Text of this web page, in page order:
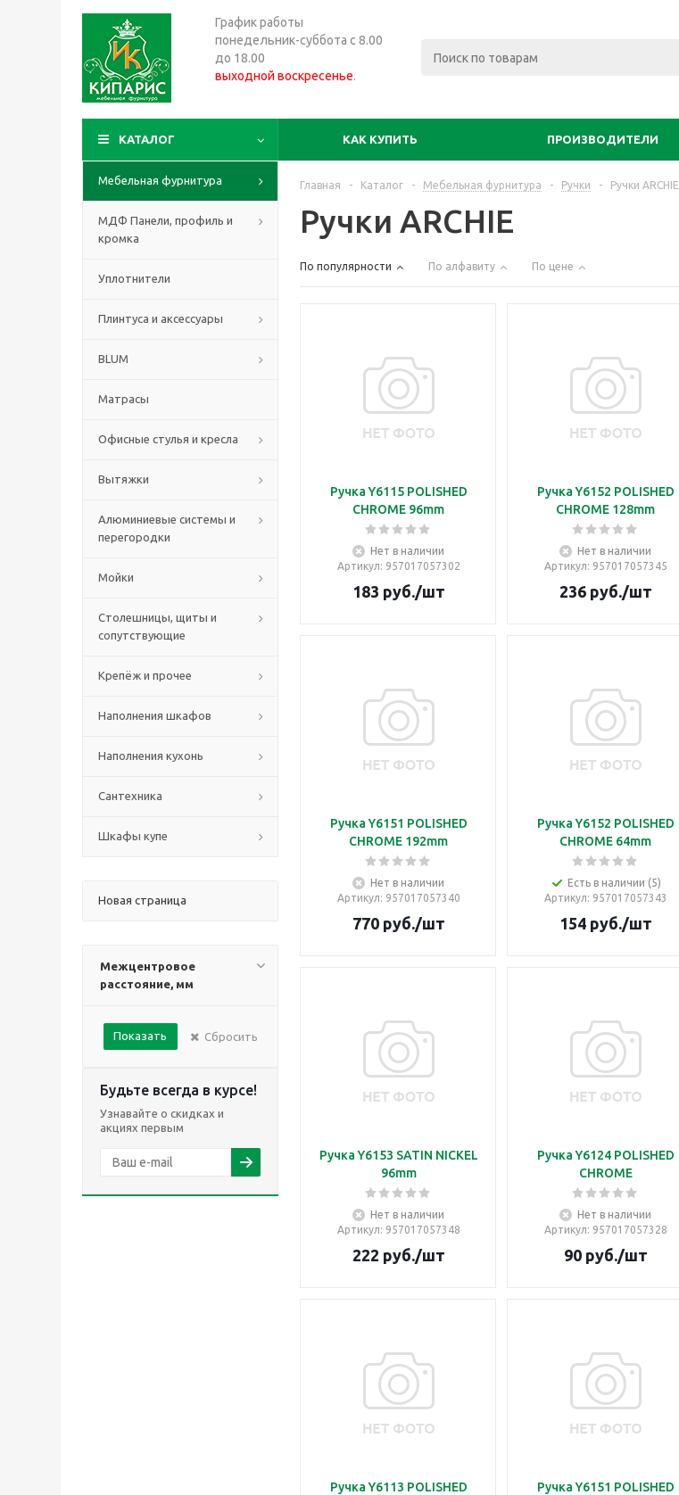
График работы
понедельник-суббота с 8.00
до 18.00
выходной воскресенье.
КАТАЛОГ КАК КУПИТЬ ПРОИЗВОДИТЕЛИ
Мебельная фурнитура
МДФ Панели, профиль и
кромка
Уплотнители
Плинтуса и аксессуары
BLUM
Матрасы
Офисные стулья и кресла
Вытяжки
Алюминиевые системы и
перегородки
Мойки
Столешницы, щиты и
сопутствующие
Крепёж и прочее
Наполнения шкафов
Наполнения кухонь
Сантехника
Шкафы купе
Новая страница
Межцентровое
расстояние, мм
Показать Сбросить
Будьте всегда в курсе!
Узнавайте о скидках и
акциях первым
Главная - Каталог - Мебельная фурнитура - Ручки - Ручки ARCHIE
Ручки ARCHIE
По популярности По алфавиту По цене
Ручка Y6115 POLISHED
CHROME 96mm
Нет в наличии
Артикул: 957017057302
183 руб./шт
Ручка Y6152 POLISHED
CHROME 128mm
Нет в наличии
Артикул: 957017057345
236руб./шт
Ручка Y6151 POLISHED
CHROME 192mm
Нет в наличии
Артикул: 957017057340
770руб./шт
Ручка Y6152 POLISHED
CHROME 64mm
Есть в наличии (5)
Артикул: 957017057343
154руб./шт
Ручка Y6153 SATIN NICKEL
96mm
Нет в наличии
Артикул: 957017057348
222 руб./шт
Ручка Y6124 POLISHED
CHROME
Нет в наличии
Артикул: 957017057328
90руб./шт
Ручка Y6113 POLISHED
Ручка Y6151 POLISHED